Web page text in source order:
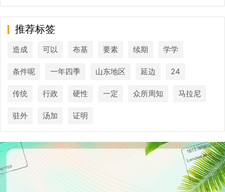
推荐标签
造成 可以 布基 要素 续期 学学
条件呢 一年四季 山东地区 延边 24
传统 行政 硬性 一定 众所周知 马拉尼
驻外 汤加 证明